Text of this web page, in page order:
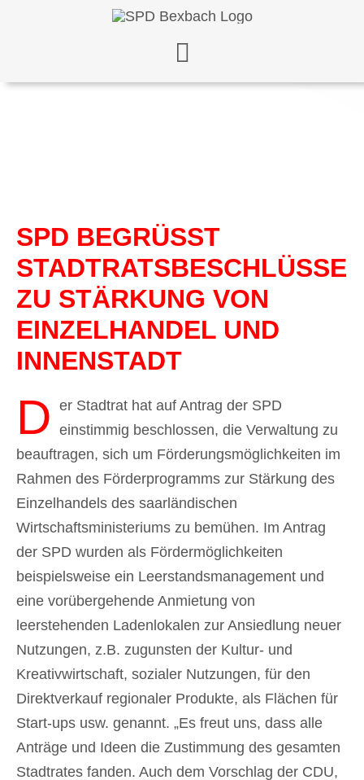
SPD BEGRÜSST S
TADTRATSBESCHLÜSSE Z
U STÄRKUNG VON E
INZELHANDEL UND I
NNENSTADT
D er Stadtrat hat auf Antrag der SPD
einstimmig beschlossen, die Verwaltung zu
beauftragen, sich um Förderungsmöglichkeiten im
Rahmen des Förderprogramms zur Stärkung des
Einzelhandels des saarländischen
Wirtschaftsministeriums zu bemühen. Im Antrag
der SPD wurden als Fördermöglichkeiten
beispielsweise ein Leerstandsmanagement und
eine vorübergehende Anmietung von
leerstehenden Ladenlokalen zur Ansiedlung neuer
Nutzungen, z.B. zugunsten der Kultur- und
Kreativwirtschaft, sozialer Nutzungen, für den
Direktverkauf regionaler Produkte, als Flächen für
Start-ups usw. genannt. „Es freut uns, dass alle
Anträge und Ideen die Zustimmung des gesamten
Stadtrates fanden. Auch dem Vorschlag der CDU,